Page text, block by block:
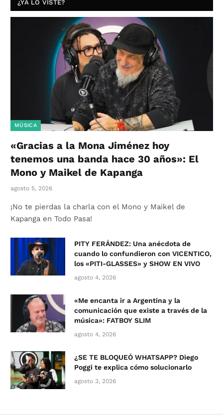
¿YA LO VISTE?
MÚSICA
«Gracias a la Mona Jiménez hoy
tenemos una banda hace 30 años»: El
Mono y Maikel de Kapanga
agosto 5, 2026
¡No te pierdas la charla con el Mono y Maikel de
Kapanga en Todo Pasa!
PITY FERÁNDEZ: Una anécdota de
cuando lo confundieron con VICENTICO,
los «PITI-GLASSES» y SHOW EN VIVO
agosto 4, 2026
«Me encanta ir a Argentina y la
comunicación que existe a través de la
música»: FATBOY SLIM
agosto 4, 2026
¿SE TE BLOQUEÓ WHATSAPP? Diego
Poggi te explica cómo solucionarlo
agosto 3, 2026